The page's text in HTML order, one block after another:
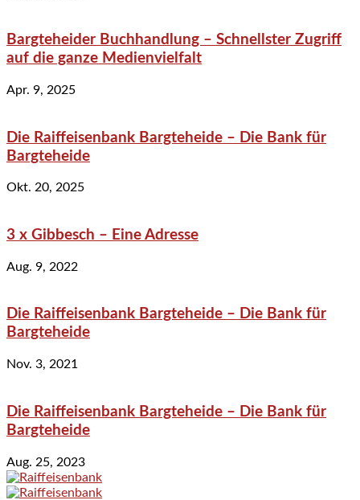
Bargteheider Buchhandlung – Schnellster Zugriff
auf die ganze Medienvielfalt
Apr. 9, 2025
Die Raiffeisenbank Bargteheide – Die Bank für
Bargteheide
Okt. 20, 2025
3 x Gibbesch – Eine Adresse
Aug. 9, 2022
Die Raiffeisenbank Bargteheide – Die Bank für
Bargteheide
Nov. 3, 2021
Die Raiffeisenbank Bargteheide – Die Bank für
Bargteheide
Aug. 25, 2023